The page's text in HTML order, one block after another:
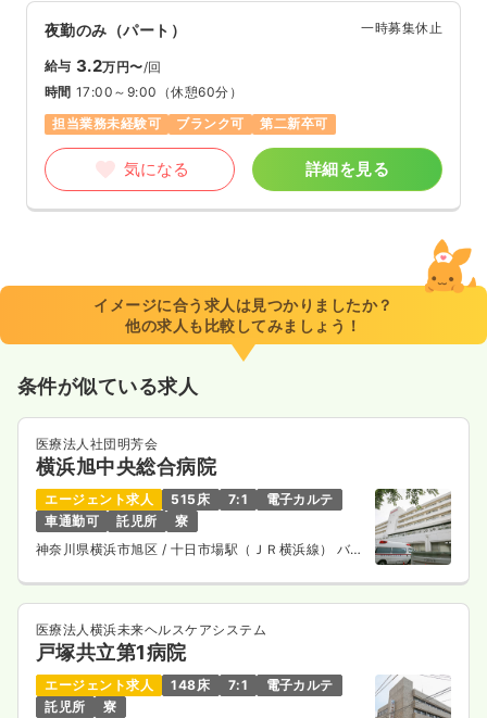
夜勤のみ（パート） 一時募集休止
給与 3.2万円〜/回
時間 17:00～9:00 （休憩60分）
担当業務未経験可
ブランク可 第二新卒可
気になる 詳細を見る
イメージに合う求人は見つかりましたか？
他の求人も比較してみましょう！
条件が似ている求人
医療法人社団明芳会
横浜旭中央総合病院
エージェント求人 515床 7:1
電子カルテ
車通勤可
託児所
寮
神奈川県横浜市旭区 / 十日市場駅（ＪＲ横浜線） バス
医療法人横浜未来ヘルスケアシステム
戸塚共立第1病院
エージェント求人 148床 7:1
電子カルテ
託児所
寮